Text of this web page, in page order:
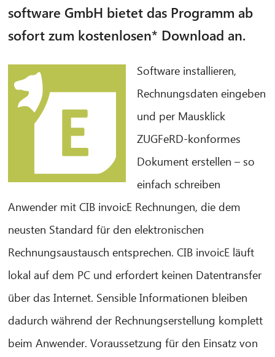
software GmbH bietet das Programm ab
sofort zum kostenlosen* Download an.
Software installieren,
Rechnungsdaten eingeben
und per Mausklick
ZUGFeRD-konformes
Dokument erstellen – so
einfach schreiben
Anwender mit CIB invoicE Rechnungen, die dem
neusten Standard für den elektronischen
Rechnungsaustausch entsprechen. CIB invoicE läuft
lokal auf dem PC und erfordert keinen Datentransfer
über das Internet. Sensible Informationen bleiben
dadurch während der Rechnungserstellung komplett
beim Anwender. Voraussetzung für den Einsatz von